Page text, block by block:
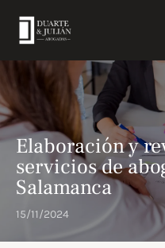
Elaboración y
servicios de
Salamanca
15/11/2024